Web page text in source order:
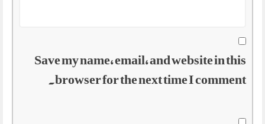
Save my name, email, and website in this
browser for the next time I comment.